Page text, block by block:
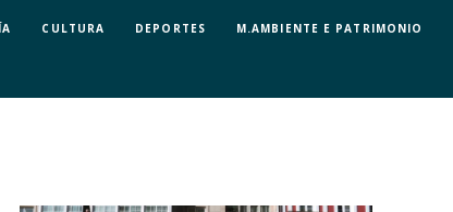
CULTURA DEPORTES M.AMBIENTE E PATRIMONIO